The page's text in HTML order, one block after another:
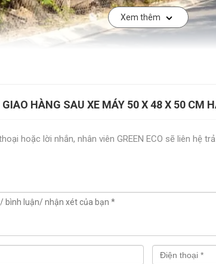
Xem thêm
HÀNG SAU XE MÁY 50 X 48 X 50 CM
hoặc lời nhắn, nhân viên GREEN ECO sẽ liên hệ